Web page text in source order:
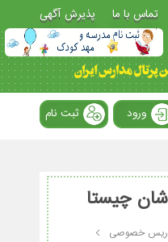
تماس با ما پذیرش آگهی
ورود ثبت نام
چیستا
خصوصی